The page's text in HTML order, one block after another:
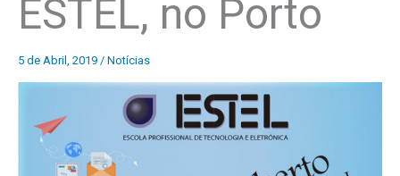
ESTEL, no Porto
5 de Abril, 2019 / Notícias